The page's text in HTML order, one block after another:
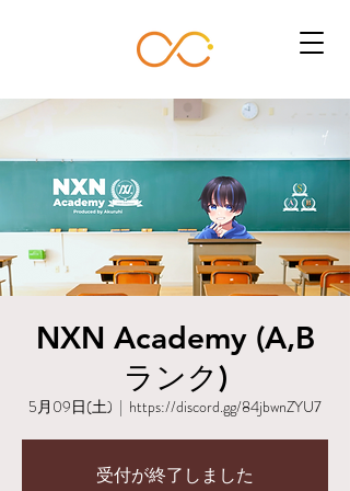
NXN Academy (A,B
ランク)
5月09日(土)
  |
https://discord.gg/84jbwnZYU7
受付が終了しました